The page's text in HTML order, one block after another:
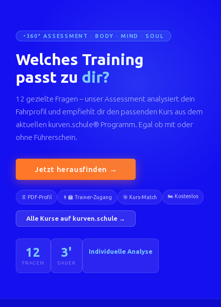
360° ASSESSMENT · BODY · MIND · SOUL
Welches Training
passt zu dir?
12 gezielte Fragen – unser Assessment analysiert dein
Fahrprofil und empfiehlt dir den passenden Kurs aus dem
aktuellen kurven.schule® Programm. Egal ob mit oder
ohne Führerschein.
Jetzt herausfinden →
📄 PDF-Profil 👨‍🏫 Trainer-Zugang 🎯 Kurs-Match 🏍️ Kostenlos
Alle Kurse auf kurven.schule →
12
FRAGEN
3'
DAUER
Individuelle Analyse